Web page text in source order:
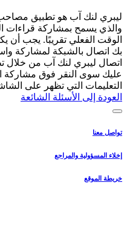
ليبري لنك آب هو تطبيق
والذي يسمح بمشاركة قراءات
الوقت الفعلي تقريبًا. يجب أن
بك اتصال بالشبكة لمشاركة
اتصال ليبري لنك آب من خلال
عليك سوى النقر فوق مشاركة
التعليمات التي تظهر على
العودة إلى الأسئلة الشائعة
تواصل معنا
إخلاء المسؤولية والمراجع
خريطة الموقع